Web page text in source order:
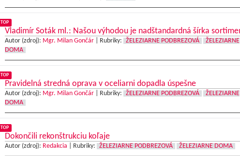
TOP
Vladimír Soták ml.: Našou výhodou je nadštandardná šírka
Autor (zdroj): Mgr. Milan Gončár| Rubriky: ŽELEZIARNE PODBREZOVÁ
ŽELEZIARNE
DOMA
TOP
Pravidelná stredná oprava v oceliarni dopadla úspešne
Autor (zdroj): Mgr. Milan Gončár| Rubriky: ŽELEZIARNE PODBREZOVÁ
ŽELEZIARNE
DOMA
TOP
Dokončili rekonštrukciu koľaje
Autor (zdroj): Redakcia Rubriky: ŽELEZIARNE PODBREZOVÁ ŽELEZIARNE DOMA